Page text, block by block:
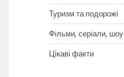
Туризм та подорожі
Фільми, серіали, шоу
Цікаві факти